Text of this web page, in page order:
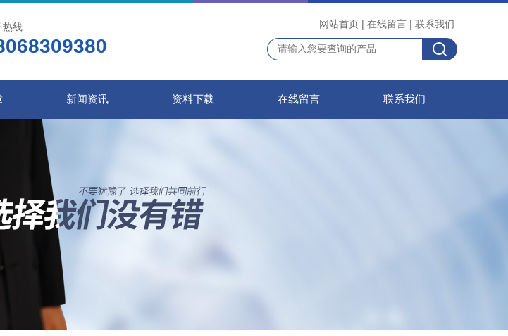
热线 网站首页 | 在线留言 | 联系我们
新闻资讯 资料下载 在线留言 联系我们